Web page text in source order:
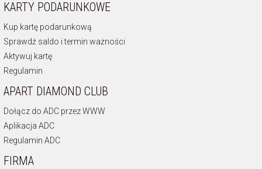
KARTY PODARUNKOWE
Kup kartę podarunkową
Sprawdź saldo i termin ważności
Aktywuj kartę
Regulamin
APART DIAMOND CLUB
Dołącz do ADC przez WWW
Aplikacja ADC
Regulamin ADC
FIRMA